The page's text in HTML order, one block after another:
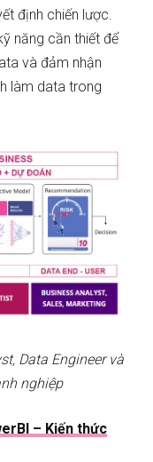
định chiến lược.
năng cần thiết để
và đảm nhận
làm data trong
Data Engineer và
nghiệp
– Kiến thức